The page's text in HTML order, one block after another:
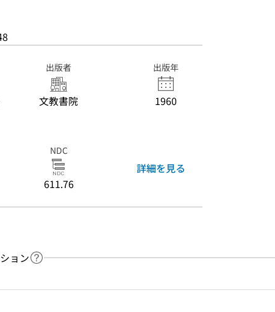
出版者
文教書院
出版年
1960
NDC
611.76
詳細を見る
ョン ヘルプページへのリンク
ドで目次内を検索